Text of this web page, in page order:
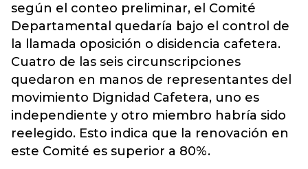
según el conteo preliminar, el Comité
Departamental quedaría bajo el control de
la llamada oposición o disidencia cafetera.
Cuatro de las seis circunscripciones
quedaron en manos de representantes del
movimiento Dignidad Cafetera, uno es
independiente y otro miembro habría sido
reelegido. Esto indica que la renovación en
este Comité es superior a 80%.